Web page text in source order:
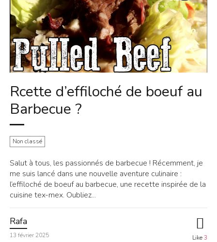
Rcette d’effiloché de boeuf au
Barbecue ?
Non classé
Salut à tous, les passionnés de barbecue ! Récemment, je
me suis lancé dans une nouvelle aventure culinaire :
l’effiloché de boeuf au barbecue, une recette inspirée de la
cuisine tex-mex. Oubliez...
Rafa
13 février 2025 Like3